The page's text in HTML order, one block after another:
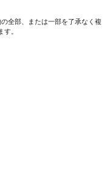
全部、または一部を了承なく複
。